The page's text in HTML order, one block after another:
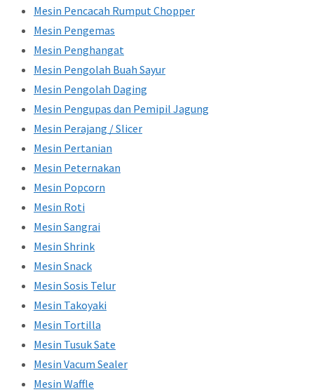
Mesin Pencacah Rumput Chopper
Mesin Pengemas
Mesin Penghangat
Mesin Pengolah Buah Sayur
Mesin Pengolah Daging
Mesin Pengupas dan Pemipil Jagung
Mesin Perajang / Slicer
Mesin Pertanian
Mesin Peternakan
Mesin Popcorn
Mesin Roti
Mesin Sangrai
Mesin Shrink
Mesin Snack
Mesin Sosis Telur
Mesin Takoyaki
Mesin Tortilla
Mesin Tusuk Sate
Mesin Vacum Sealer
Mesin Waffle